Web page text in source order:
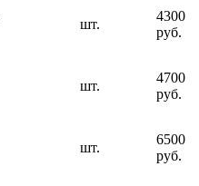
шт.
4300
руб.
шт.
4700
руб.
шт.
6500
руб.